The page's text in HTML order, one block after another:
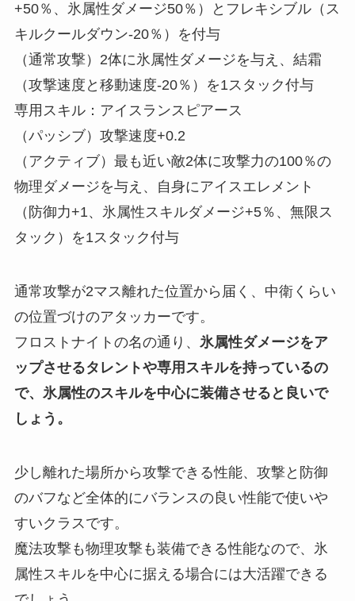
+50％、氷属性ダメージ50％）とフレキシブル（ス
キルクールダウン-20％）を付与
（通常攻撃）2体に氷属性ダメージを与え、結霜
（攻撃速度と移動速度-20％）を1スタック付与
専用スキル：アイスランスピアース
（パッシブ）攻撃速度+0.2
（アクティブ）最も近い敵2体に攻撃力の100％の
物理ダメージを与え、自身にアイスエレメント
（防御力+1、氷属性スキルダメージ+5％、無限ス
タック）を1スタック付与
通常攻撃が2マス離れた位置から届く、中衛くらい
の位置づけのアタッカーです。
フロストナイトの名の通り、 氷属性ダメージをア
ップさせるタレントや専用スキルを持っているの
で、氷属性のスキルを中心に装備させると良いで
しょう。
少し離れた場所から攻撃できる性能、攻撃と防御
のバフなど全体的にバランスの良い性能で使いや
すいクラスです。
魔法攻撃も物理攻撃も装備できる性能なので、氷
属性スキルを中心に据える場合には大活躍できる